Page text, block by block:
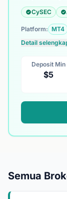
CySEC
Platform: MT4
Detail
Deposit Min
$5
Semua